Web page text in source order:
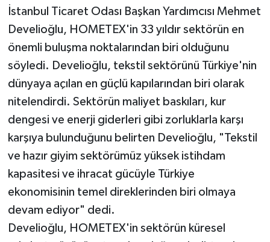
İstanbul Ticaret Odası Başkan Yardımcısı Mehmet
Develioğlu, HOMETEX'in 33 yıldır sektörün en
önemli buluşma noktalarından biri olduğunu
söyledi. Develioğlu, tekstil sektörünü Türkiye'nin
dünyaya açılan en güçlü kapılarından biri olarak
nitelendirdi. Sektörün maliyet baskıları, kur
dengesi ve enerji giderleri gibi zorluklarla karşı
karşıya bulunduğunu belirten Develioğlu, "Tekstil
ve hazır giyim sektörümüz yüksek istihdam
kapasitesi ve ihracat gücüyle Türkiye
ekonomisinin temel direklerinden biri olmaya
devam ediyor" dedi.
Develioğlu, HOMETEX'in sektörün küresel